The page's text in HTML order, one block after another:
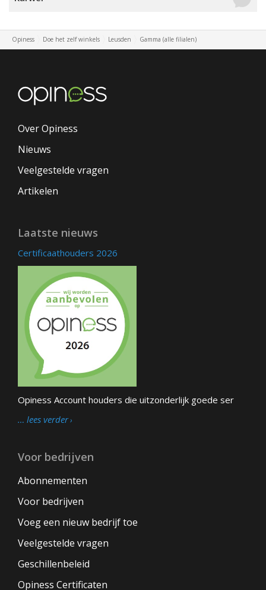
Opiness Doe het zelf winkels Leusden Gamma (alle filialen)
Over Opiness
Nieuws
Veelgestelde vragen
Artikelen
Laatste nieuws
Certificaathouders 2026
Opiness Account houders die uitzonderlijk goede ser
… lees verder
Voor bedrijven
Abonnementen
Voor bedrijven
Voeg een nieuw bedrijf toe
Veelgestelde vragen
Geschillenbeleid
Opiness Certificaten